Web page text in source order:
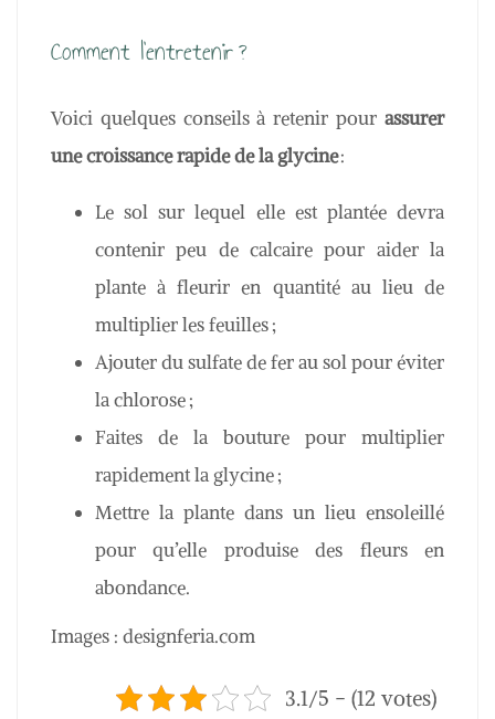
Comment l’entretenir ?
Voici quelques conseils à retenir pour assurer
une croissance rapide de la glycine:
Le sol sur lequel elle est plantée devra
contenir peu de calcaire pour aider la
plante à fleurir en quantité au lieu de
multiplier les feuilles ;
Ajouter du sulfate de fer au sol pour éviter
la chlorose ;
Faites de la bouture pour multiplier
rapidement la glycine ;
Mettre la plante dans un lieu ensoleillé
pour qu’elle produise des fleurs en
abondance.
Images : designferia.com
3.1/5 - (12 votes)